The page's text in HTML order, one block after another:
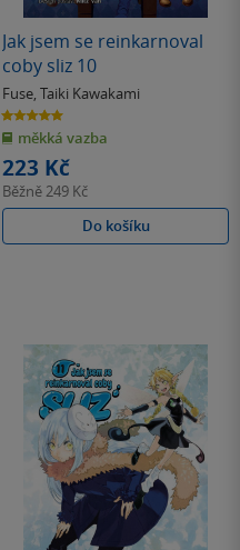
Jak jsem se reinkarnoval
coby sliz 10
Fuse, Taiki Kawakami
5.0
z
5
hvězdiček
měkká vazba
223 Kč
Běžně249 Kč
Do košíku